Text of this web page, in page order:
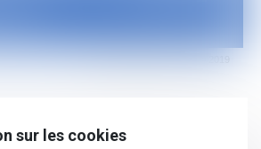
sur les cookies